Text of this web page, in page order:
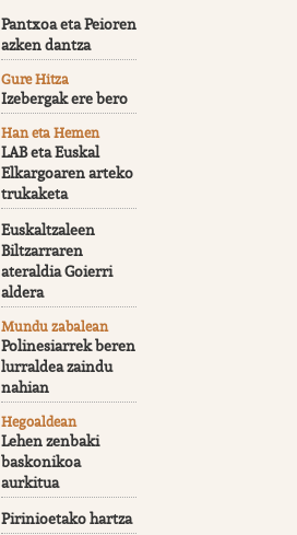
Pantxoa eta Peioren
azken dantza
Gure Hitza
Izebergak ere bero
Han eta Hemen
LAB eta Euskal
Elkargoaren arteko
trukaketa
Euskaltzaleen
Biltzarraren
ateraldia Goierri
aldera
Mundu zabalean
Polinesiarrek beren
lurraldea zaindu
nahian
Hegoaldean
Lehen zenbaki
baskonikoa
aurkitua
Pirinioetako hartza